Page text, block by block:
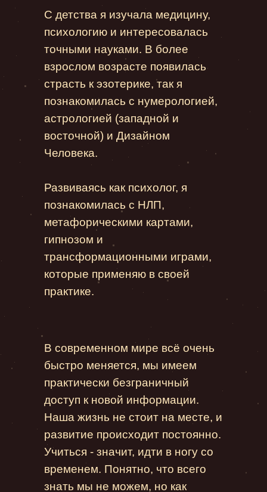
С детства я изучала медицину,
психологию и интересовалась
точными науками. В более
взрослом возрасте появилась
страсть к эзотерике, так я
познакомилась с нумерологией,
астрологией (западной и
восточной) и Дизайном
Человека.
Развиваясь как психолог, я
познакомилась с НЛП,
метафорическими картами,
гипнозом и
трансформационными играми,
которые применяю в своей
практике.
В современном мире всё очень
быстро меняется, мы имеем
практически безграничный
доступ к новой информации.
Наша жизнь не стоит на месте, и
развитие происходит постоянно.
Учиться - значит, идти в ногу со
временем. Понятно, что всего
знать мы не можем, но как